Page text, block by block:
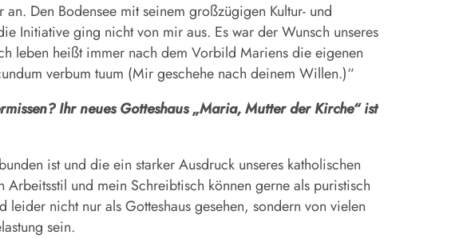
Den Bodensee mit seinem großzügigen Kultur- und
Initiative ging nicht von mir aus. Es war der Wunsch unseres
leben heißt immer nach dem Vorbild Mariens die eigenen
verbum tuum (Mir geschehe nach deinem Willen.)“
Ihr neues Gotteshaus „Maria, Mutter der Kirche“ ist
ist und die ein starker Ausdruck unseres katholischen
und mein Schreibtisch können gerne als puristisch
nicht nur als Gotteshaus gesehen, sondern von vielen
sein.